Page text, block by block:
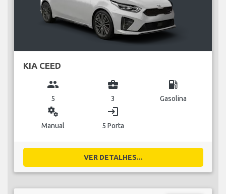
KIA CEED
group
5
business_center
3
local_gas_station
Gasolina
miscellaneous_services
Manual
login
5 Porta
VER DETALHES...